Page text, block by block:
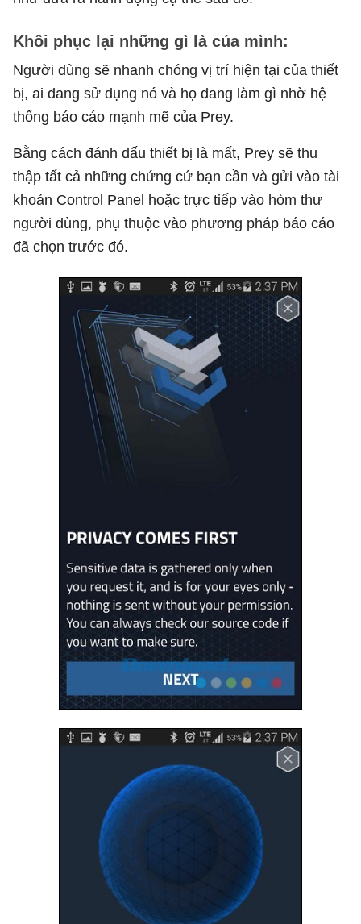
Khôi phục lại những gì là của mình:
Người dùng sẽ nhanh chóng vị trí hiện tại của thiết
bị, ai đang sử dụng nó và họ đang làm gì nhờ hệ
thống báo cáo mạnh mẽ của Prey.
Bằng cách đánh dấu thiết bị là mất, Prey sẽ thu
thập tất cả những chứng cứ bạn cần và gửi vào tài
khoản Control Panel hoặc trực tiếp vào hòm thư
người dùng, phụ thuộc vào phương pháp báo cáo
đã chọn trước đó.